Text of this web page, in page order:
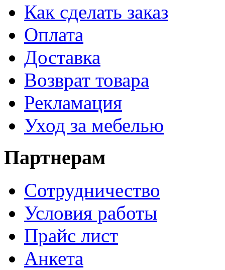
Как сделать заказ
Оплата
Доставка
Возврат товара
Рекламация
Уход за мебелью
Партнерам
Сотрудничество
Условия работы
Прайс лист
Анкета